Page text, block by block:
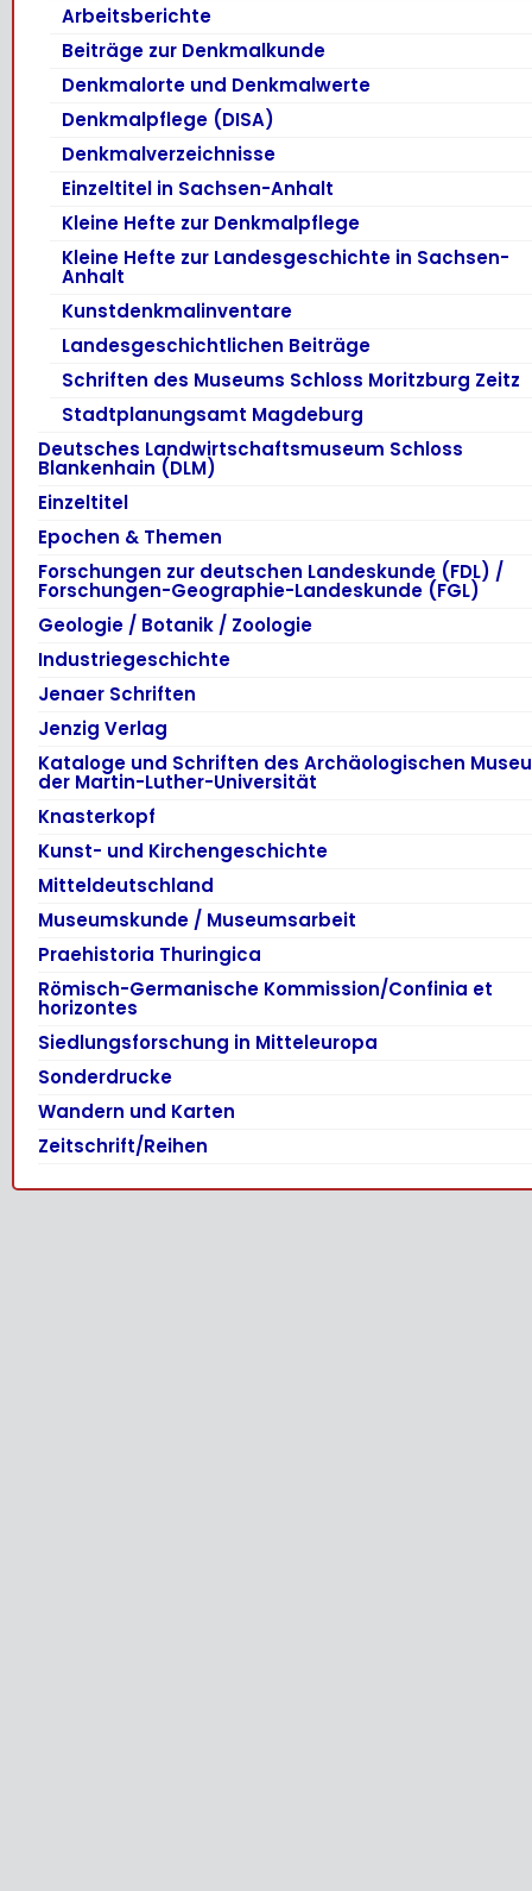
Arbeitsberichte
Beiträge zur Denkmalkunde
Denkmalorte und Denkmalwerte
Denkmalpflege (DISA)
Denkmalverzeichnisse
Einzeltitel in Sachsen-Anhalt
Kleine Hefte zur Denkmalpflege
Kleine Hefte zur Landesgeschichte in Sachsen-
Anhalt
Kunstdenkmalinventare
Landesgeschichtlichen Beiträge
Schriften des Museums Schloss Moritzburg Zeitz
Stadtplanungsamt Magdeburg
Deutsches Landwirtschaftsmuseum Schloss
Blankenhain (DLM)
Einzeltitel
Epochen & Themen
Forschungen zur deutschen Landeskunde (FDL) /
Forschungen-Geographie-Landeskunde (FGL)
Geologie / Botanik / Zoologie
Industriegeschichte
Jenaer Schriften
Jenzig Verlag
Kataloge und Schriften des Archäologischen
der Martin-Luther-Universität
Knasterkopf
Kunst- und Kirchengeschichte
Mitteldeutschland
Museumskunde / Museumsarbeit
Praehistoria Thuringica
Römisch-Germanische Kommission/Confinia et
horizontes
Siedlungsforschung in Mitteleuropa
Sonderdrucke
Wandern und Karten
Zeitschrift/Reihen